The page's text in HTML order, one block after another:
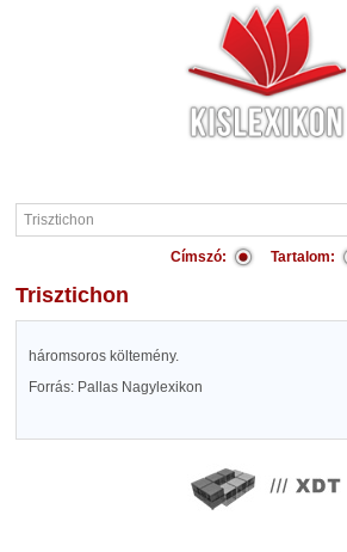
Címszó: Tartalom:
Trisztichon
háromsoros költemény.
Forrás: Pallas Nagylexikon